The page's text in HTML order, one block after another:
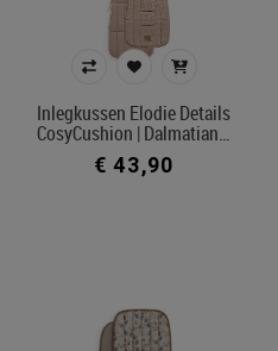
Inlegkussen Elodie Details
CosyCushion | Dalmatian…
€ 43,90